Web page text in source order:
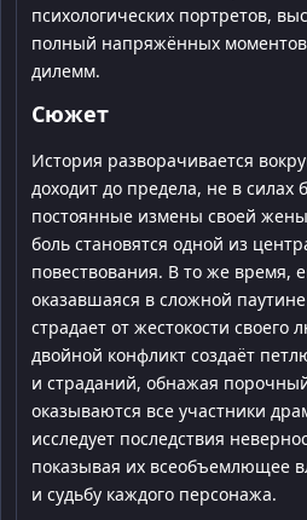
психологических портретов,
полный напряжённых
дилемм.
Сюжет
История разворачивается
доходит до предела, не в силах
постоянные измены своей
боль становятся одной из
повествования. В то же время,
оказавшаяся в сложной
страдает от жестокости своего
двойной конфликт создаёт
и страданий, обнажая
оказываются все участники
исследует последствия
показывая их всеобъемлющее
и судьбу каждого персонажа.